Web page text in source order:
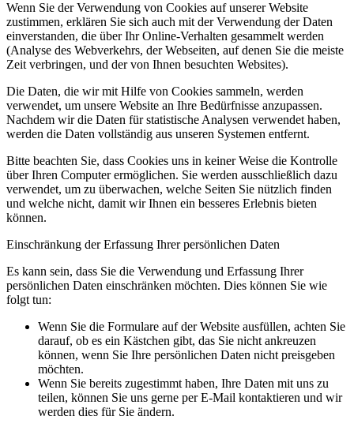
Wenn Sie der Verwendung von Cookies auf unserer Website
zustimmen, erklären Sie sich auch mit der Verwendung der Daten
einverstanden, die über Ihr Online-Verhalten gesammelt werden
(Analyse des Webverkehrs, der Webseiten, auf denen Sie die meiste
Zeit verbringen, und der von Ihnen besuchten Websites).
Die Daten, die wir mit Hilfe von Cookies sammeln, werden
verwendet, um unsere Website an Ihre Bedürfnisse anzupassen.
Nachdem wir die Daten für statistische Analysen verwendet haben,
werden die Daten vollständig aus unseren Systemen entfernt.
Bitte beachten Sie, dass Cookies uns in keiner Weise die Kontrolle
über Ihren Computer ermöglichen. Sie werden ausschließlich dazu
verwendet, um zu überwachen, welche Seiten Sie nützlich finden
und welche nicht, damit wir Ihnen ein besseres Erlebnis bieten
können.
Einschränkung der Erfassung Ihrer persönlichen Daten
Es kann sein, dass Sie die Verwendung und Erfassung Ihrer
persönlichen Daten einschränken möchten. Dies können Sie wie
folgt tun:
Wenn Sie die Formulare auf der Website ausfüllen, achten Sie
darauf, ob es ein Kästchen gibt, das Sie nicht ankreuzen
können, wenn Sie Ihre persönlichen Daten nicht preisgeben
möchten.
Wenn Sie bereits zugestimmt haben, Ihre Daten mit uns zu
teilen, können Sie uns gerne per E-Mail kontaktieren und wir
werden dies für Sie ändern.